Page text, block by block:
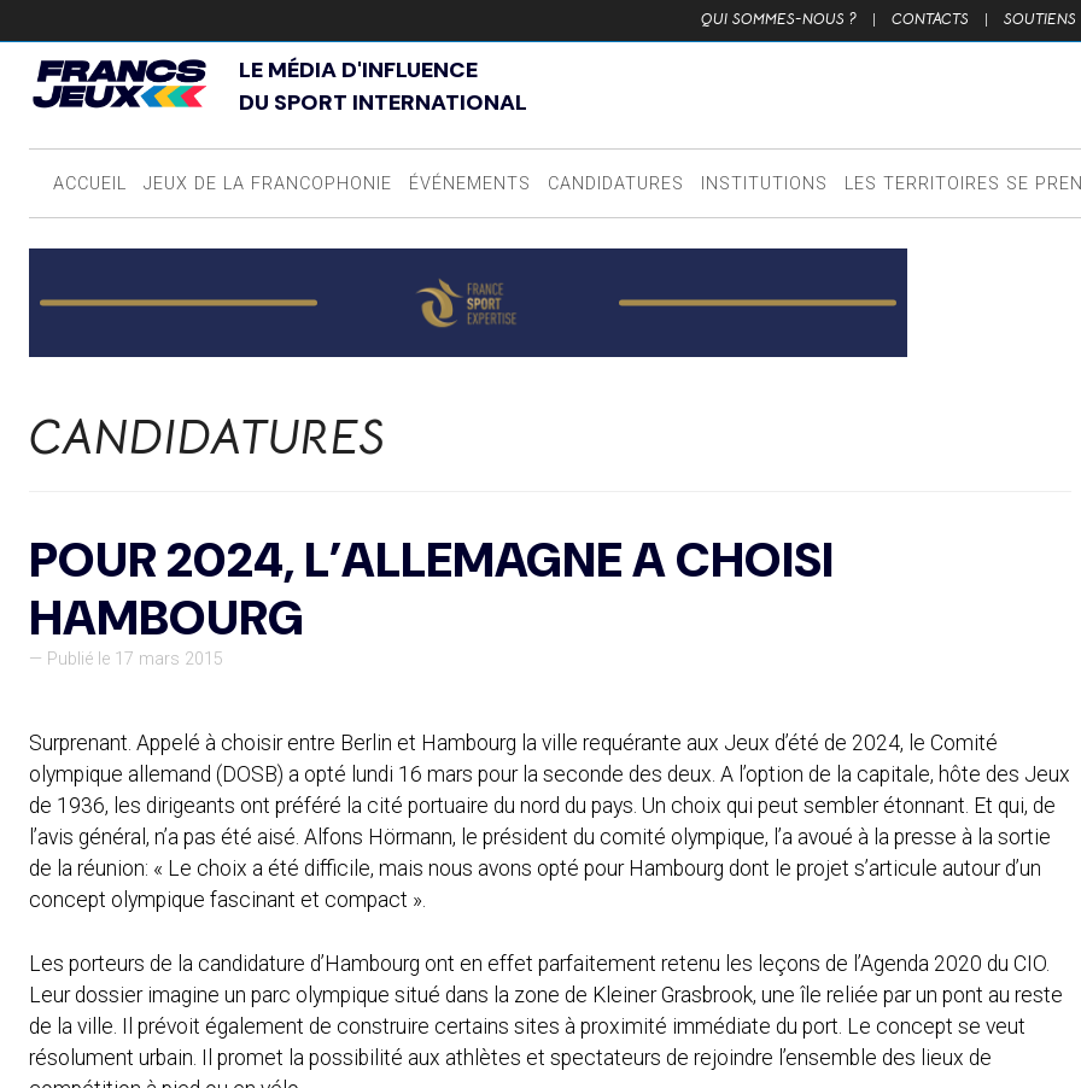
QUI SOMMES-NOUS ? | CONTACTS | SOUTIENS
LE MÉDIA D'INFLUENCE
DU SPORT INTERNATIONAL
ACCUEIL JEUX DE LA FRANCOPHONIE ÉVÉNEMENTS CANDIDATURES INSTITUTIONS LES TERRITOIRES SE
CANDIDATURES
POUR 2024, L’ALLEMAGNE A CHOISI
HAMBOURG
— Publié le 17 mars 2015
Surprenant. Appelé à choisir entre Berlin et Hambourg la ville requérante aux Jeux d’été de 2024, le Comité
olympique allemand (DOSB) a opté lundi 16 mars pour la seconde des deux. A l’option de la capitale, hôte des Jeux
de 1936, les dirigeants ont préféré la cité portuaire du nord du pays. Un choix qui peut sembler étonnant. Et qui, de
l’avis général, n’a pas été aisé. Alfons Hörmann, le président du comité olympique, l’a avoué à la presse à la sortie
de la réunion: « Le choix a été difficile, mais nous avons opté pour Hambourg dont le projet s’articule autour d’un
concept olympique fascinant et compact ».
Les porteurs de la candidature d’Hambourg ont en effet parfaitement retenu les leçons de l’Agenda 2020 du CIO.
Leur dossier imagine un parc olympique situé dans la zone de Kleiner Grasbrook, une île reliée par un pont au reste
de la ville. Il prévoit également de construire certains sites à proximité immédiate du port. Le concept se veut
résolument urbain. Il promet la possibilité aux athlètes et spectateurs de rejoindre l’ensemble des lieux de